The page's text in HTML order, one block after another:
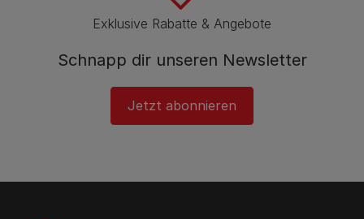
Exklusive Rabatte & Angebote
Schnapp dir unseren Newsletter
Jetzt abonnieren